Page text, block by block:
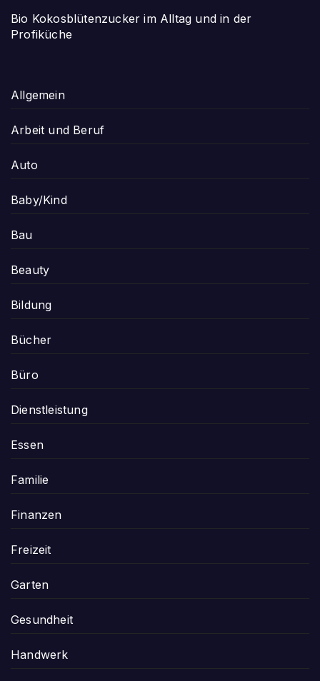
Bio Kokosblütenzucker im Alltag und in der
Profiküche
Allgemein
Arbeit und Beruf
Auto
Baby/Kind
Bau
Beauty
Bildung
Bücher
Büro
Dienstleistung
Essen
Familie
Finanzen
Freizeit
Garten
Gesundheit
Handwerk